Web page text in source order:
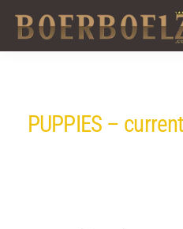
PUPPIES –